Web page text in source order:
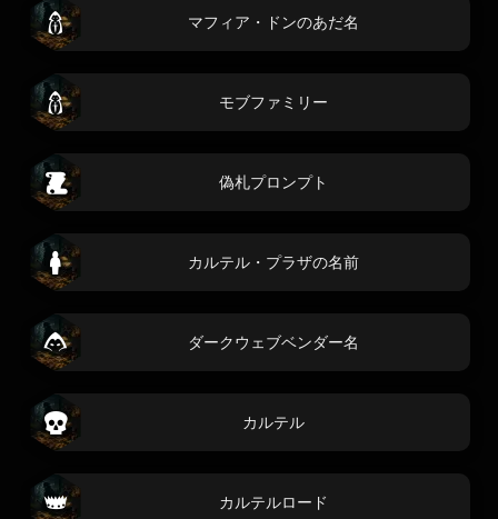
マフィア・ドンのあだ名
モブファミリー
偽札プロンプト
カルテル・プラザの名前
ダークウェブベンダー名
カルテル
カルテルロード